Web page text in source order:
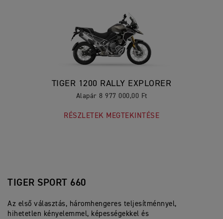
TIGER 1200 RALLY EXPLORER
Alapár 8 977 000,00 Ft
RÉSZLETEK MEGTEKINTÉSE
TIGER SPORT 660
Az első választás, háromhengeres teljesítménnyel,
hihetetlen kényelemmel, képességekkel és